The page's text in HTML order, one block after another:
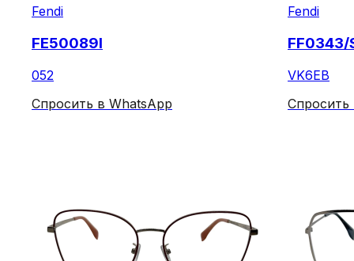
Fendi
FE50089I
052
Спросить в WhatsApp
Fendi
FF0343/
VK6EB
Спросить